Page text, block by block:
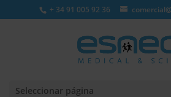
+ 34 91 005 92 36
Seleccionar página